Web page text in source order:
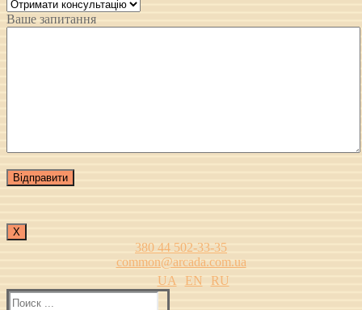
Ваше запитання
Х
380 44 502-33-35
common@arcada.com.ua
UA
EN
RU
Найти: